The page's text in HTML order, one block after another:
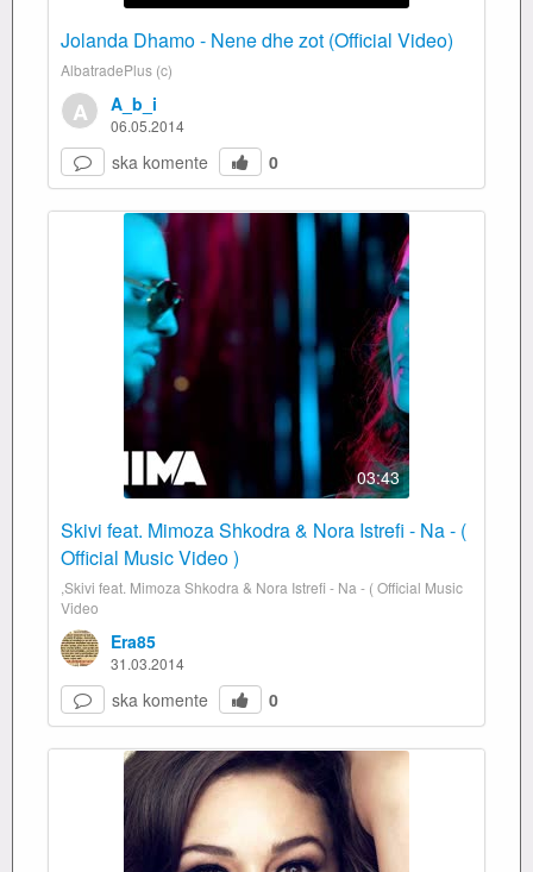
Jolanda Dhamo - Nene dhe zot (Official Video)
AlbatradePlus (c)
A A_b_i
06.05.2014
ska komente 0
03:43
Skivi feat. Mimoza Shkodra & Nora Istrefi - Na - (
Official Music Video )
,Skivi feat. Mimoza Shkodra & Nora Istrefi - Na - ( Official Music
Video
Era85
31.03.2014
ska komente 0